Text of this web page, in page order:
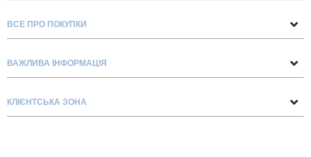
ВСЕ ПРО ПОКУПКИ
Про нас
Блог
ВАЖЛИВА ІНФОРМАЦІЯ
Доставка та оплата
КЛІЄНТСЬКА ЗОНА